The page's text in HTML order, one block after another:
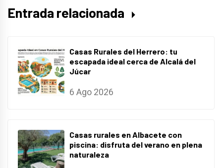
Entrada relacionada
Casas Rurales del Herrero: tu
escapada ideal cerca de Alcalá del
Júcar
6 Ago 2026
Casas rurales en Albacete con
piscina: disfruta del verano en plena
naturaleza